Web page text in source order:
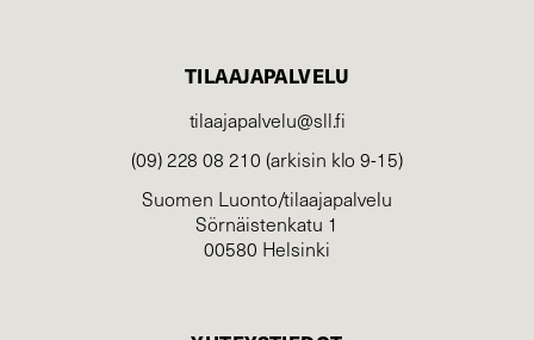
TILAAJAPALVELU
tilaajapalvelu@sll.fi
(09) 228 08 210 (arkisin klo 9-15)
Suomen Luonto/tilaajapalvelu
Sörnäistenkatu 1
00580 Helsinki